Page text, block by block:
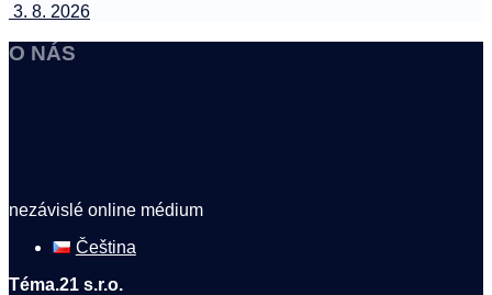
3. 8. 2026
O NÁS
nezávislé online médium
Čeština
Téma.21 s.r.o.